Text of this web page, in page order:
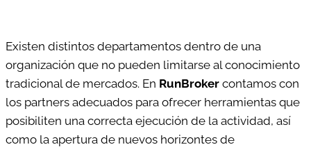
Existen distintos departamentos dentro de una
organización que no pueden limitarse al conocimiento
tradicional de mercados. En RunBroker contamos con
los partners adecuados para ofrecer herramientas que
posibiliten una correcta ejecución de la actividad, así
como la apertura de nuevos horizontes de